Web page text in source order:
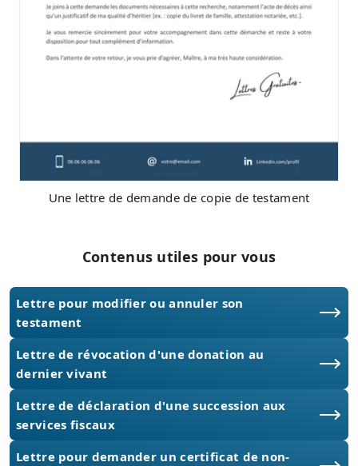
Une lettre de demande de copie de testament
Contenus utiles pour vous
Lettre pour modifier ou annuler son
testament
Lettre de révocation d'une donation au
dernier vivant
Lettre de déclaration d'une succession aux
services fiscaux
Lettre pour demander un certificat de non-